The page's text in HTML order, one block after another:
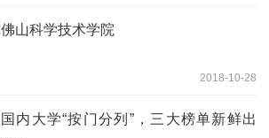
佛山科学技术学院
2018-10-28
国内大学“按门分列”，三大榜单新鲜出